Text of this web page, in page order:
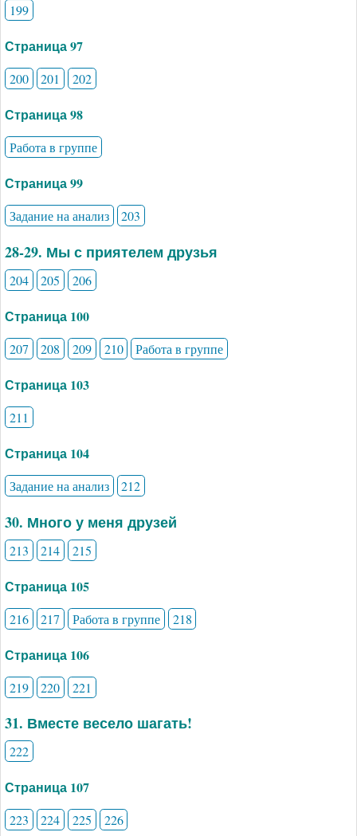
199
Страница 97
200 201 202
Страница 98
Работа в группе
Страница 99
Задание на анализ 203
28-29. Мы с приятелем друзья
204 205 206
Страница 100
207 208 209 210 Работа в группе
Страница 103
211
Страница 104
Задание на анализ 212
30. Много у меня друзей
213 214 215
Страница 105
216 217 Работа в группе 218
Страница 106
219 220 221
31. Вместе весело шагать!
222
Страница 107
223 224 225 226